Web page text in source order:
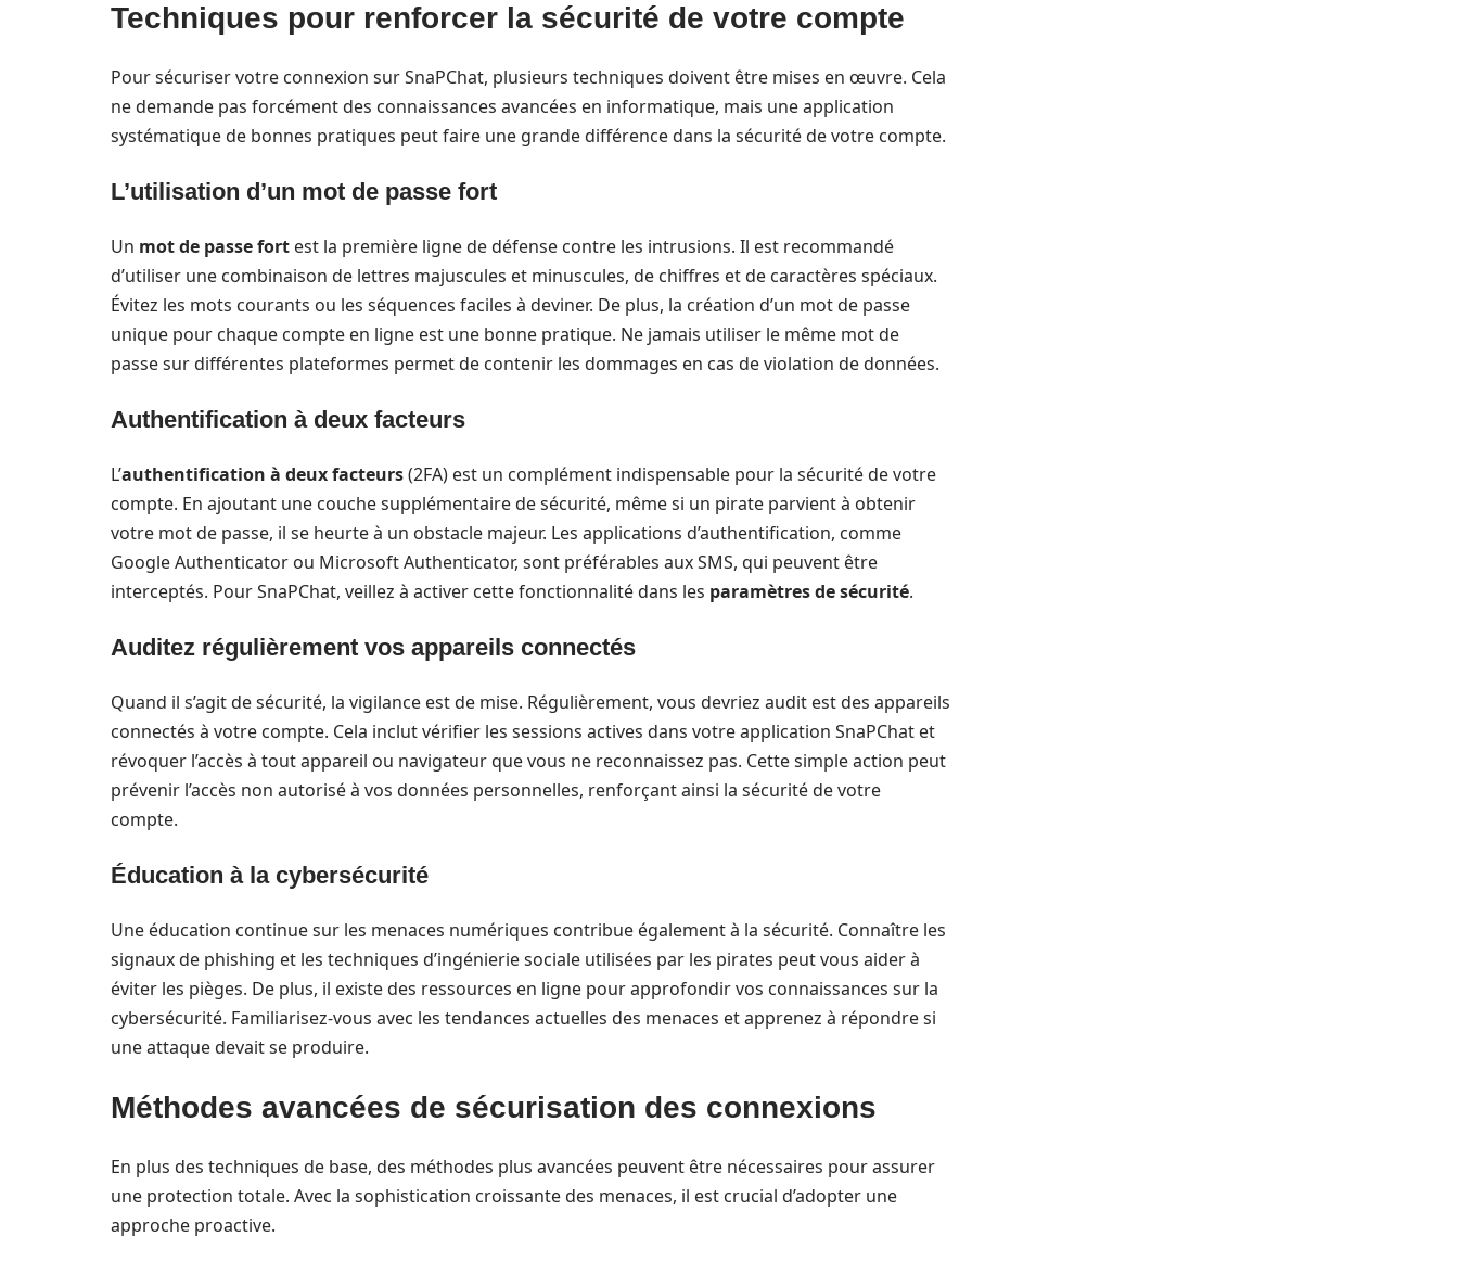
Techniques pour renforcer la sécurité de votre compte
Pour sécuriser votre connexion sur SnaPChat, plusieurs techniques doivent être mises en œuvre. Cela
ne demande pas forcément des connaissances avancées en informatique, mais une application
systématique de bonnes pratiques peut faire une grande différence dans la sécurité de votre compte.
L’utilisation d’un mot de passe fort
Un mot de passe fort est la première ligne de défense contre les intrusions. Il est recommandé
d’utiliser une combinaison de lettres majuscules et minuscules, de chiffres et de caractères spéciaux.
Évitez les mots courants ou les séquences faciles à deviner. De plus, la création d’un mot de passe
unique pour chaque compte en ligne est une bonne pratique. Ne jamais utiliser le même mot de
passe sur différentes plateformes permet de contenir les dommages en cas de violation de données.
Authentification à deux facteurs
L’authentification à deux facteurs(2FA) est un complément indispensable pour la sécurité de votre
compte. En ajoutant une couche supplémentaire de sécurité, même si un pirate parvient à obtenir
votre mot de passe, il se heurte à un obstacle majeur. Les applications d’authentification, comme
Google Authenticator ou Microsoft Authenticator, sont préférables aux SMS, qui peuvent être
interceptés. Pour SnaPChat, veillez à activer cette fonctionnalité dans les paramètres de sécurité.
Auditez régulièrement vos appareils connectés
Quand il s’agit de sécurité, la vigilance est de mise. Régulièrement, vous devriez audit est des appareils
connectés à votre compte. Cela inclut vérifier les sessions actives dans votre application SnaPChat et
révoquer l’accès à tout appareil ou navigateur que vous ne reconnaissez pas. Cette simple action peut
prévenir l’accès non autorisé à vos données personnelles, renforçant ainsi la sécurité de votre
compte.
Éducation à la cybersécurité
Une éducation continue sur les menaces numériques contribue également à la sécurité. Connaître les
signaux de phishing et les techniques d’ingénierie sociale utilisées par les pirates peut vous aider à
éviter les pièges. De plus, il existe des ressources en ligne pour approfondir vos connaissances sur la
cybersécurité. Familiarisez-vous avec les tendances actuelles des menaces et apprenez à répondre si
une attaque devait se produire.
Méthodes avancées de sécurisation des connexions
En plus des techniques de base, des méthodes plus avancées peuvent être nécessaires pour assurer
une protection totale. Avec la sophistication croissante des menaces, il est crucial d’adopter une
approche proactive.